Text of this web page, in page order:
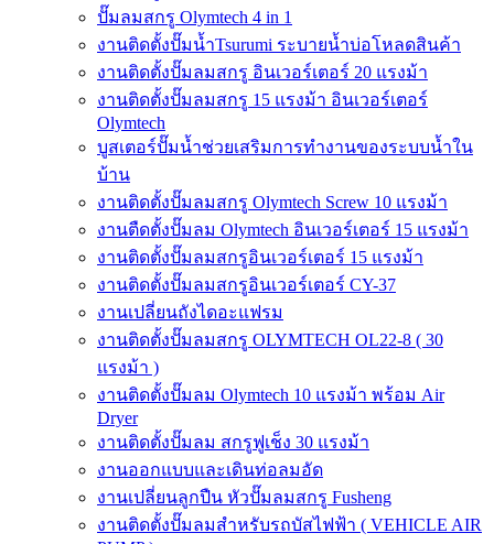
ปั๊มลมสกรู Olymtech 4 in 1
งานติดตั้งปั๊มน้ำTsurumi ระบายน้ำบ่อโหลดสินค้า
งานติดตั้งปั๊มลมสกรู อินเวอร์เตอร์ 20 แรงม้า
งานติดตั้งปั๊มลมสกรู 15 แรงม้า อินเวอร์เตอร์
Olymtech
บูสเตอร์ปั๊มน้ำช่วยเสริมการทำงานของระบบน้ำใน
บ้าน
งานติดตั้งปั๊มลมสกรู Olymtech Screw 10 แรงม้า
งานตืดตั้งปั๊มลม Olymtech อินเวอร์เตอร์ 15 แรงม้า
งานติดตั้งปั๊มลมสกรูอินเวอร์เตอร์ 15 แรงม้า
งานติดตั้งปั๊มลมสกรูอินเวอร์เตอร์ CY-37
งานเปลี่ยนถังไดอะแฟรม
งานติดตั้งปั๊มลมสกรู OLYMTECH OL22-8 ( 30
แรงม้า )
งานติดตั้งปั๊มลม Olymtech 10 แรงม้า พร้อม Air
Dryer
งานติดตั้งปั๊มลม สกรูฟูเช็ง 30 แรงม้า
งานออกแบบและเดินท่อลมอัด
งานเปลี่ยนลูกปืน หัวปั๊มลมสกรู Fusheng
งานติดตั้งปั๊มลมสำหรับรถบัสไฟฟ้า ( VEHICLE AIR